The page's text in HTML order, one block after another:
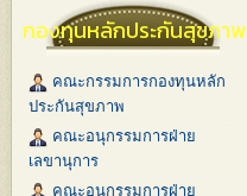
กองทุนหลักประกันสุขภาพ
คณะกรรมการกองทุนหลัก
ประกันสุขภาพ
คณะอนุกรรมการฝ่าย
เลขานุการ
คณะอนุกรรมการฝ่าย